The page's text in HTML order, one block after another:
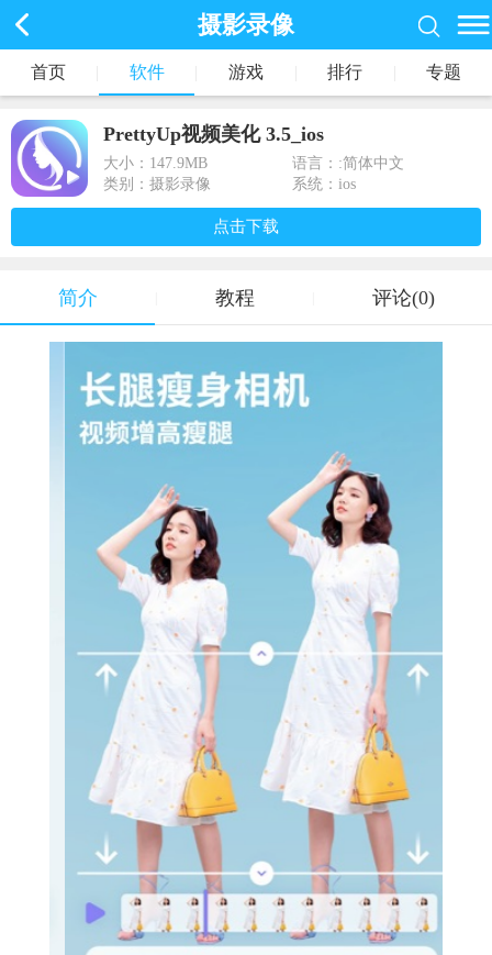
摄影录像
首页 软件 游戏 排行 专题
PrettyUp视频美化 3.5_ios
大小： 147.9MB
语言：:简体中文
类别：摄影录像
系统：ios
点击下载
简介 教程 评论(0)